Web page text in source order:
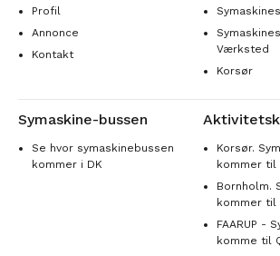
Profil
Annonce
Kontakt
Værksted
Korsør
Symaskine-bussen
Se hvor symaskinebussen
kommer i DK
Korsør.
kommer til
Bornholm.
kommer til
FAARUP -
komme til